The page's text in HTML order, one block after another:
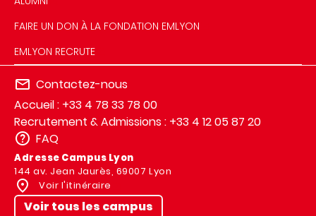
FAIRE UN DON À LA FONDATION EMLYON
EMLYON RECRUTE
Contactez-nous
Accueil : +33 4 78 33 78 00
Recrutement & Admissions : +33 4 12 05 87 20
FAQ
Adresse Campus Lyon
144 av. Jean Jaurès, 69007 Lyon
Voir l'itinéraire
Voir tous les campus